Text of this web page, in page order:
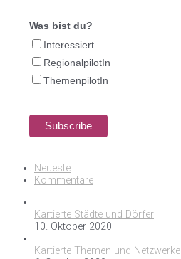
Was bist du?
Interessiert
RegionalpilotIn
ThemenpilotIn
Neueste
Kommentare
Kartierte Städte und Dörfer
10. Oktober 2020
Kartierte Themen und Netzwerke